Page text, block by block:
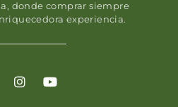
donde comprar siempre
experiencia.